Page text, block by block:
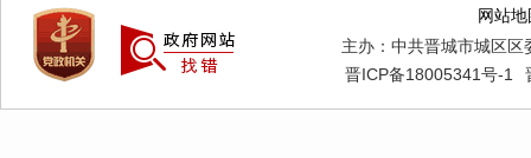
网站地
主办：中共晋城市城区
晋ICP备18005341号-1